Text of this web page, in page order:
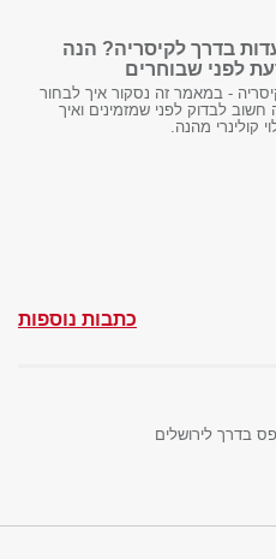
בדרך לקיסריה? הנה
לפני שבוחרים
- במאמר זה נסקור איך לבחור
לבדוק לפני שמזמינים ואיך
קולינרי מהנה.
כתבות נוספות
בדרך לירושלים